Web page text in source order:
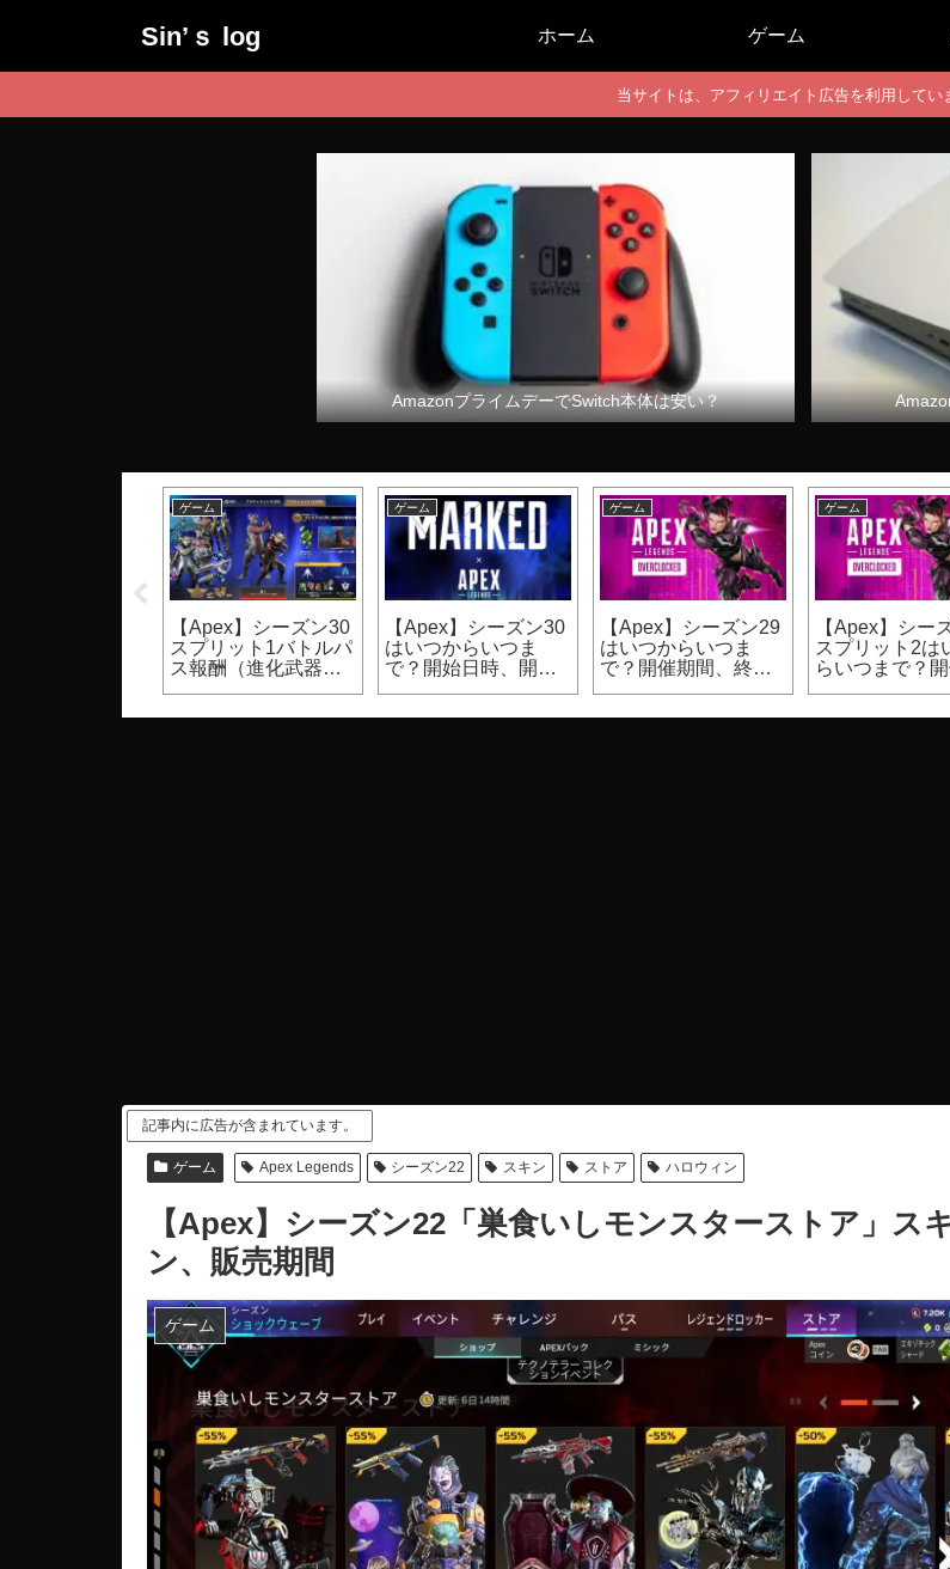
Sin’ｓ log ホーム ゲーム
当サイトは、アフィリエイト広告を利用してい
AmazonプライムデーでSwitch本体は安い？
ゲーム
【Apex】シーズン30
スプリット1バトルパ
ス報酬（進化武器ス
ゲーム
【Apex】シーズン30
はいつからいつま
で？開始日時、開催
ゲーム
【Apex】シーズン29
はいつからいつま
で？開催期間、終了
ゲーム
【Apex】シー
スプリット2は
らいつまで？
記事内に広告が含まれています。
ゲーム Apex Legends シーズン22 スキン ストア ハロウィン
【Apex】シーズン22「巣食いしモンスターストア」ス
ン、販売期間
ゲーム